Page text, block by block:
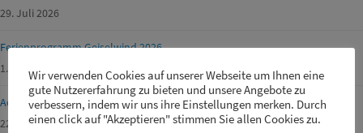
29. Juli 2026
Ferienprogramm Geiselwind 2026
1. Juli 2026
Achtung Waldbrandgefahr!
22. Juni 2026
Wir verwenden Cookies auf unserer Webseite um Ihnen eine
gute Nutzererfahrung zu bieten und unsere Angebote zu
verbessern, indem wir uns ihre Einstellungen merken. Durch
einen click auf "Akzeptieren" stimmen Sie allen Cookies zu.